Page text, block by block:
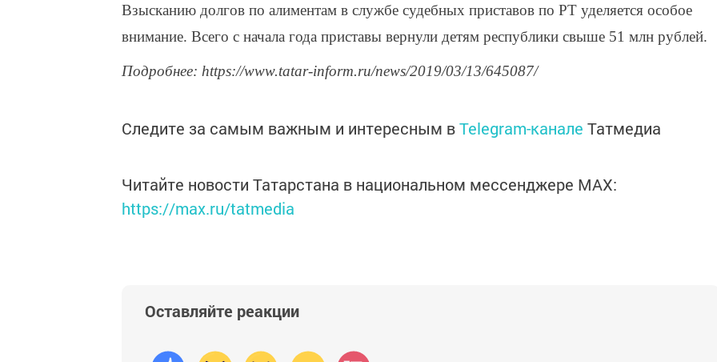
Взысканию долгов по алиментам в службе судебных приставов по РТ уделяется особое
внимание. Всего с начала года приставы вернули детям республики свыше 51 млн рублей.
Подробнее: https://www.tatar-inform.ru/news/2019/03/13/645087/
Следите за самым важным и интересным вTelegram-канале Татмедиа
Читайте новости Татарстана в национальном мессенджере MАХ:
https://max.ru/tatmedia
Оставляйте реакции